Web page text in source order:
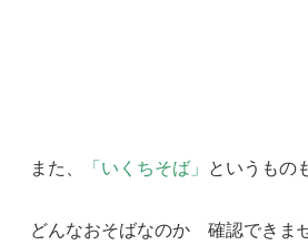
また、 「いくちそば」 というもの
どんなおそばなのか 確認できま